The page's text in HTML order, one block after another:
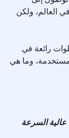
العالم، ولكن
رائعة في
وما هي